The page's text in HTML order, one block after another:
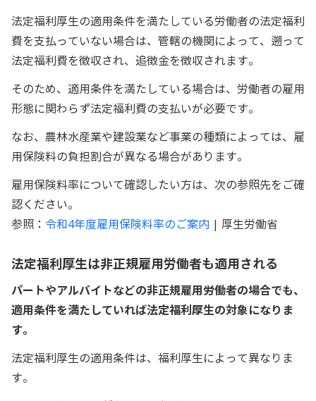
法定福利厚生の適用条件を満たしている労働者の法定福利
費を支払っていない場合は、管轄の機関によって、遡って
法定福利費を徴収され、追徴金を徴収されます。
そのため、適用条件を満たしている場合は、労働者の雇用
形態に関わらず法定福利費の支払いが必要です。
なお、農林水産業や建設業など事業の種類によっては、雇
用保険料の負担割合が異なる場合があります。
雇用保険料率について確認したい方は、次の参照先をご確
認ください。
参照： 令和4年度雇用保険料率のご案内 | 厚生労働省
法定福利厚生は非正規雇用労働者も適用される
パートやアルバイトなどの非正規雇用労働者の場合でも、
適用条件を満たしていれば法定福利厚生の対象になりま
す。
法定福利厚生の適用条件は、福利厚生によって異なりま
す。